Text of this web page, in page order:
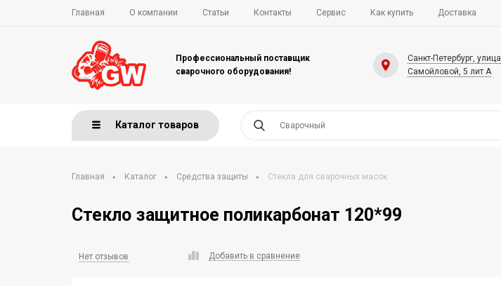
Главная О компании Статьи Контакты Сервис Как купить Доставка
Профессиональный поставщик
сварочного оборудования!
Санкт-Петербург, улица
Самойловой, 5 лит А
Каталог товаров
Главная Каталог Средства защиты Стекла для сварочных масок
Стекло защитное поликарбонат 120*99
Нет отзывов Добавить в сравнение